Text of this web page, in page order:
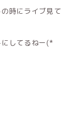
時にライブ見て
してるねー(*